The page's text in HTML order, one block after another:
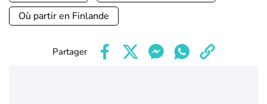
Où partir en Finlande
Partager